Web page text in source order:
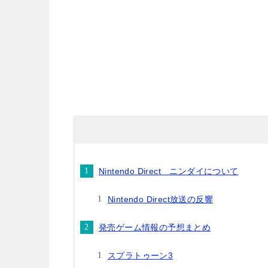
Nintendo Direct ニンダイについて
Nintendo Direct放送の反響
発売ゲーム情報の予想まとめ
スプラトゥーン3